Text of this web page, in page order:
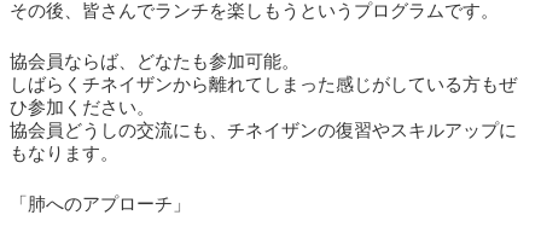
その後、皆さんでランチを楽しもうというプログラムです。
協会員ならば、どなたも参加可能。
しばらくチネイザンから離れてしまった感じがしている方もぜ
ひ参加ください。
協会員どうしの交流にも、チネイザンの復習やスキルアップに
もなります。
「肺へのアプローチ」